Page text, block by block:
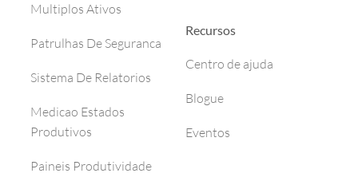
Multiplos Ativos
Patrulhas De Seguranca
Sistema De Relatorios
Medicao Estados
Produtivos
Paineis Produtividade
Recursos
Centro de ajuda
Blogue
Eventos